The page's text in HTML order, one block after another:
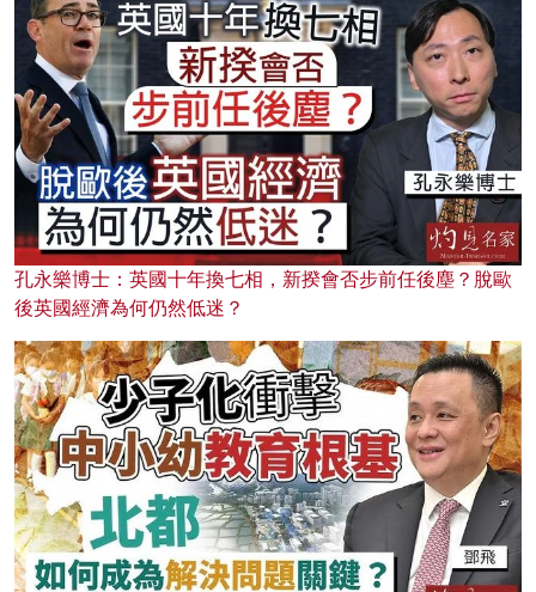
孔永樂博士：英國十年換七相，新揆會否步前任後塵？脫歐
後英國經濟為何仍然低迷？